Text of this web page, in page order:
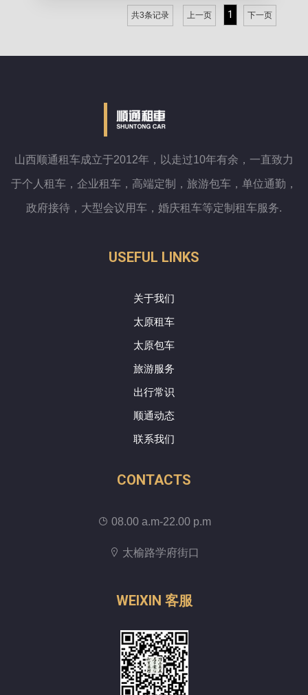
共3条记录 上一页 1 下一页
山西顺通租车成立于2012年，以走过10年有余，一直致力
于个人租车，企业租车，高端定制，旅游包车，单位通勤，
政府接待，大型会议用车，婚庆租车等定制租车服务.
USEFUL LINKS
关于我们
太原租车
太原包车
旅游服务
出行常识
顺通动态
联系我们
CONTACTS
08.00 a.m-22.00 p.m
太榆路学府街口
WEIXIN 客服